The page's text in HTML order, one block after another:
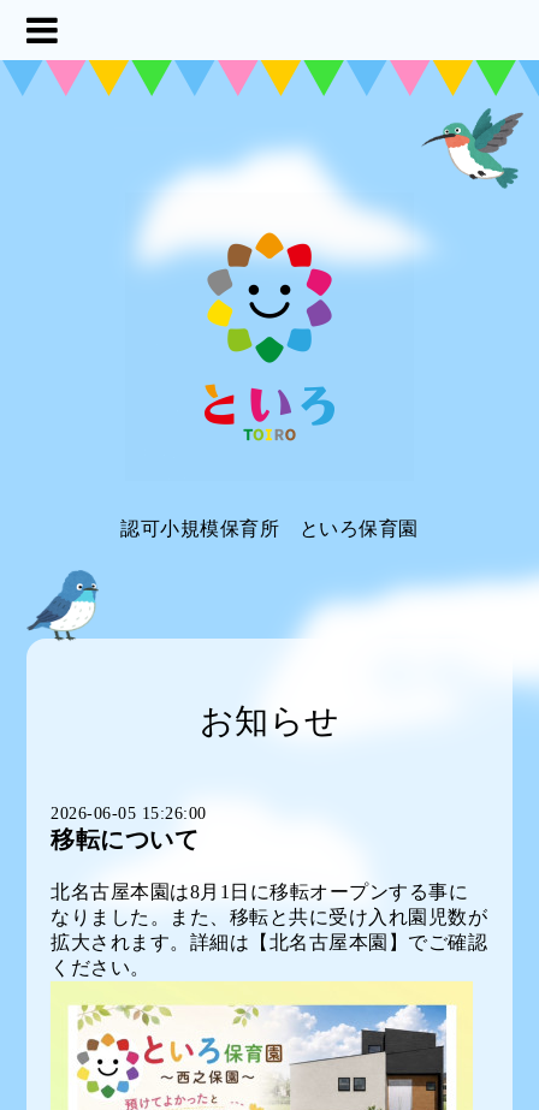
認可小規模保育所 といろ保育園
お知らせ
2026-06-05 15:26:00
移転について
北名古屋本園は8月1日に移転オープンする事に
なりました。また、移転と共に受け入れ園児数が
拡大されます。詳細は【北名古屋本園】でご確認
ください。